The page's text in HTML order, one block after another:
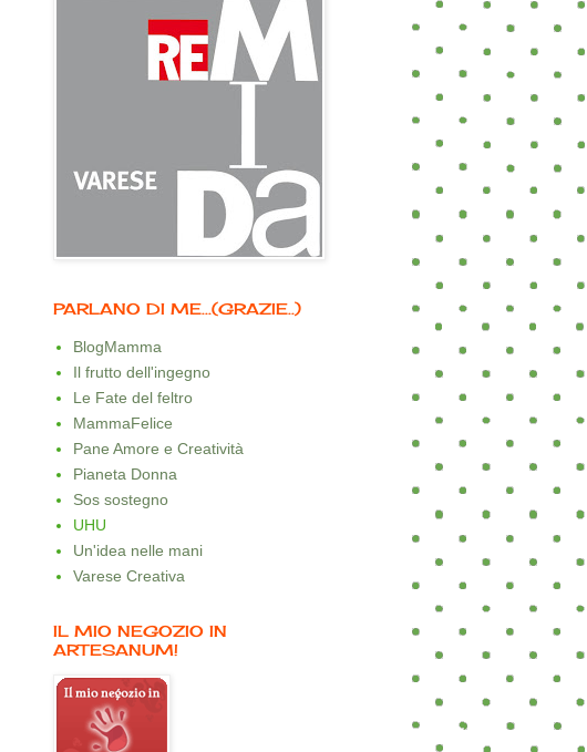
PARLANO DI ME...(GRAZIE..)
BlogMamma
Il frutto dell'ingegno
Le Fate del feltro
MammaFelice
Pane Amore e Creatività
Pianeta Donna
Sos sostegno
UHU
Un'idea nelle mani
Varese Creativa
IL MIO NEGOZIO IN
ARTESANUM!